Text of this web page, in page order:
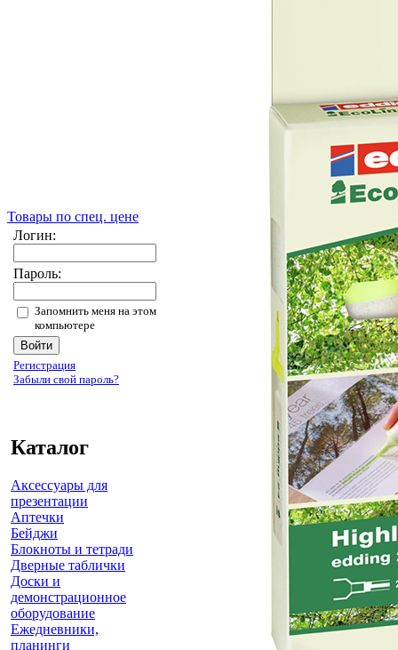
Товары по спец. цене
Логин:
Пароль:
Запомнить меня на этом
компьютере
Регистрация
Забыли свой пароль?
Каталог
Аксессуары для
презентации
Аптечки
Бейджи
Блокноты и тетради
Дверные таблички
Доски и
демонстрационное
оборудование
Ежедневники,
планинги